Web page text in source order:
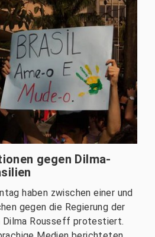
gegen Dilma-
haben zwischen einer und
gegen die Regierung der
Dilma Rousseff protestiert.